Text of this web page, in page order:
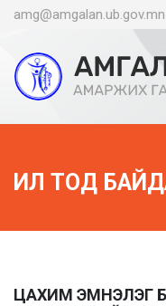
amg@amgalan.ub.gov.mn
ИЛ ТОД
ЦАХИМ ЭМНЭЛЭГ